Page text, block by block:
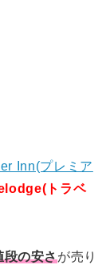
Inn(プレミア
トラベ
段の安さが売り